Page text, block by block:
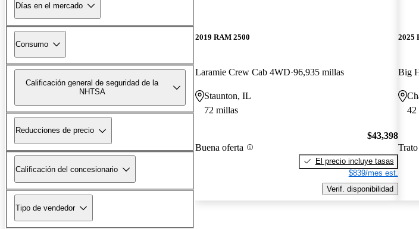
Días en el mercado
Consumo
Calificación general de seguridad de la
NHTSA
Reducciones de precio
Calificación del concesionario
Tipo de vendedor
2019 RAM 2500
Laramie Crew Cab 4WD 96,935 millas
Staunton, IL
72 millas
Buena oferta
$43,398
El precio incluye tasas
$839/mes est.
Verif. disponibilidad
2025
Big
42